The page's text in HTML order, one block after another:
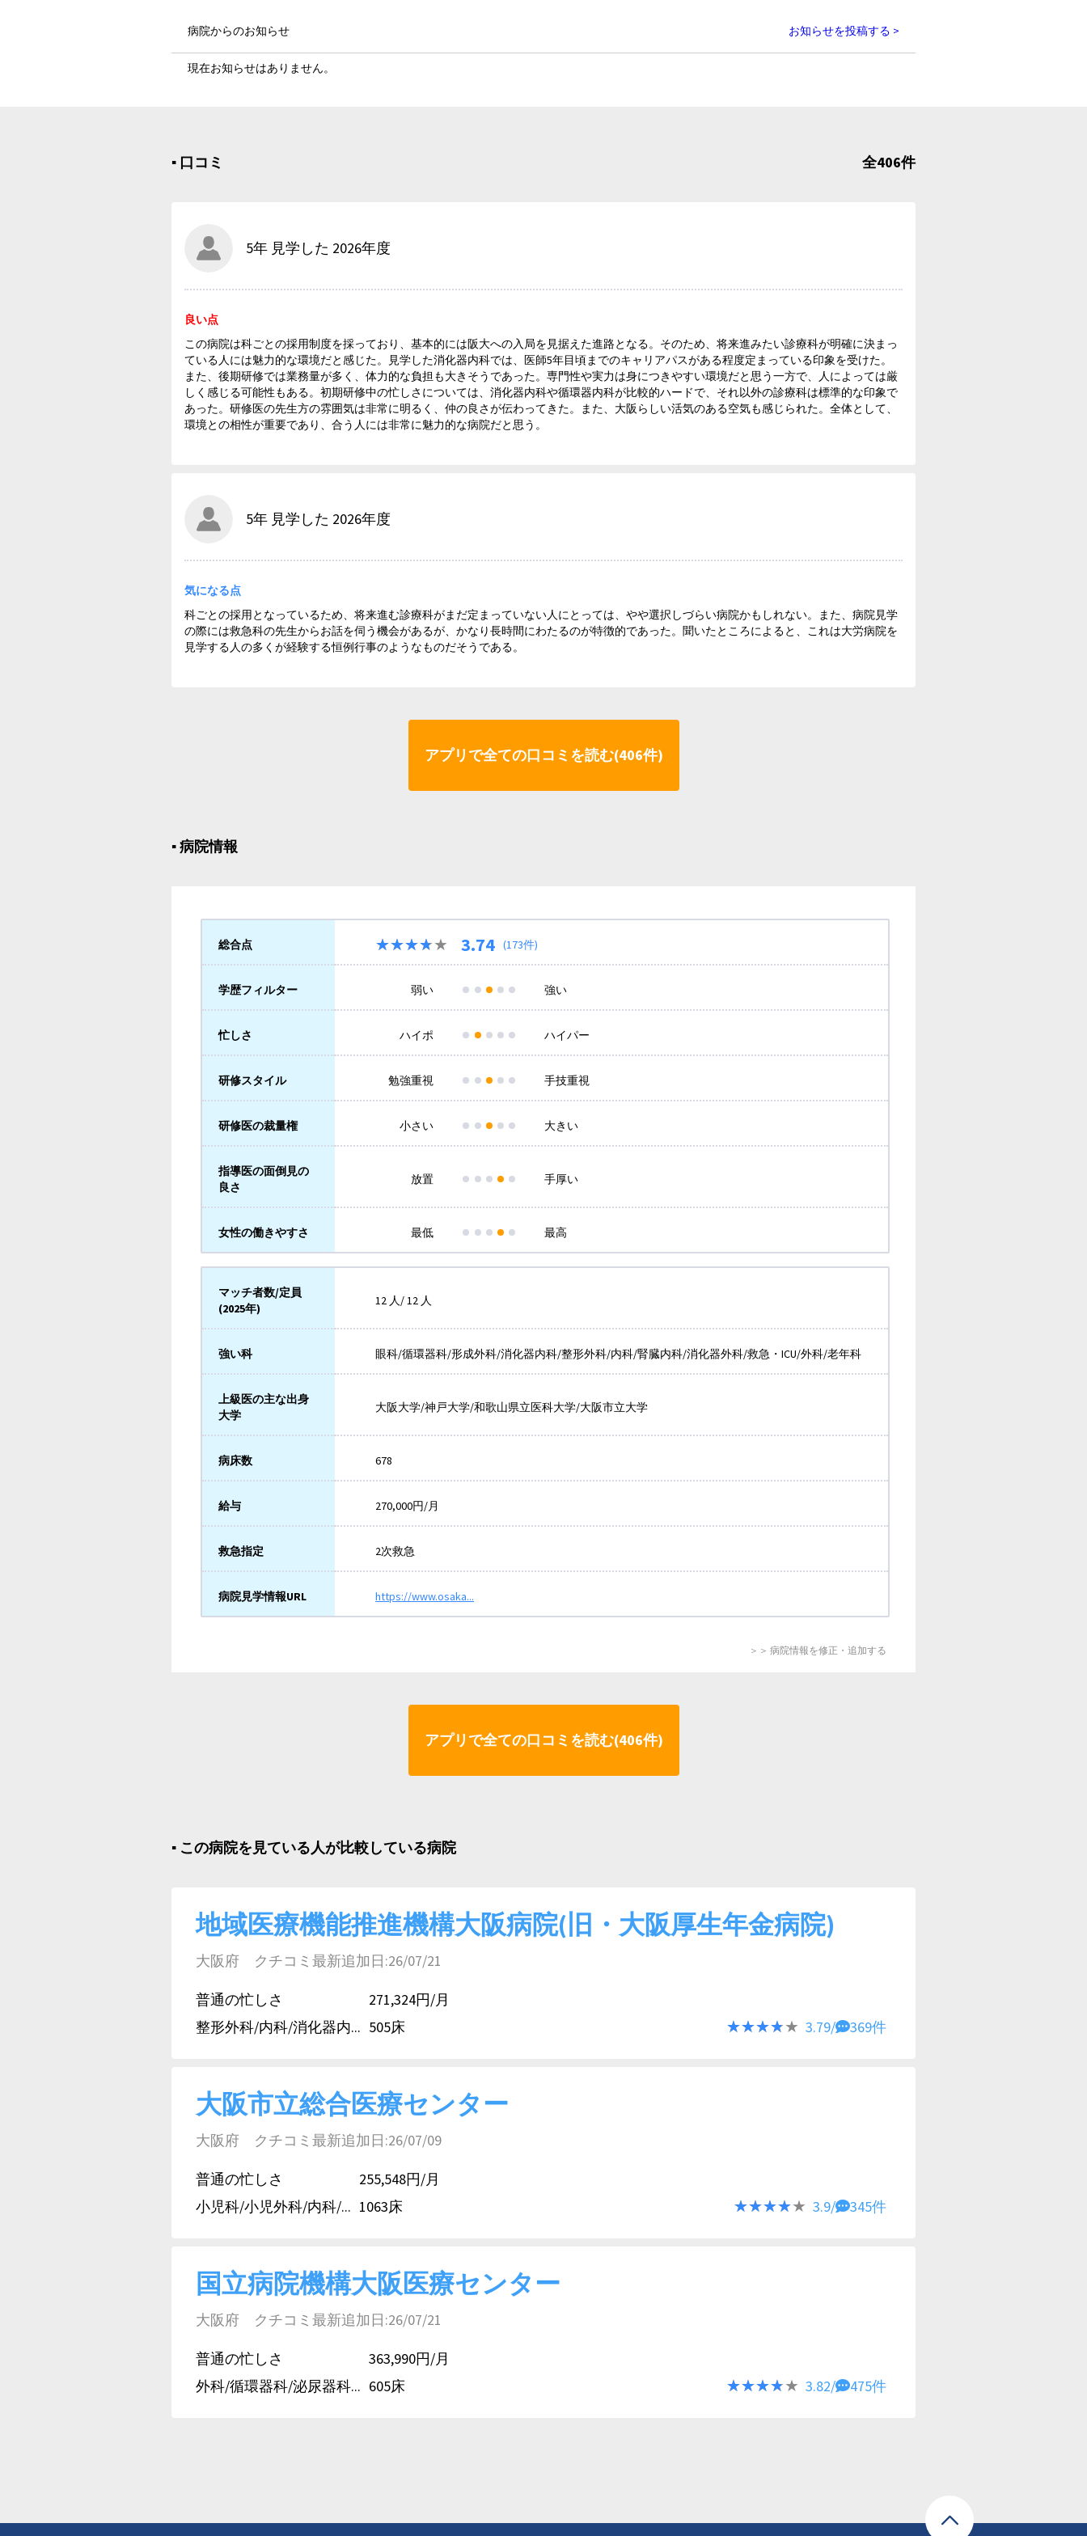
病院からのお知らせ お知らせを投稿する >
現在お知らせはありません。
▪︎ 口コミ 全406件
5年 見学した 2026年度
良い点
この病院は科ごとの採用制度を採っており、基本的には阪大への入局を見据えた進路となる。そのため、将来進みたい診療科が明確に決まっ
ている人には魅力的な環境だと感じた。見学した消化器内科では、医師5年目頃までのキャリアパスがある程度定まっている印象を受けた。
また、後期研修では業務量が多く、体力的な負担も大きそうであった。専門性や実力は身につきやすい環境だと思う一方で、人によっては厳
しく感じる可能性もある。初期研修中の忙しさについては、消化器内科や循環器内科が比較的ハードで、それ以外の診療科は標準的な印象で
あった。研修医の先生方の雰囲気は非常に明るく、仲の良さが伝わってきた。また、大阪らしい活気のある空気も感じられた。全体として、
環境との相性が重要であり、合う人には非常に魅力的な病院だと思う。
5年 見学した 2026年度
気になる点
科ごとの採用となっているため、将来進む診療科がまだ定まっていない人にとっては、やや選択しづらい病院かもしれない。また、病院見学
の際には救急科の先生からお話を伺う機会があるが、かなり長時間にわたるのが特徴的であった。聞いたところによると、これは大労病院を
見学する人の多くが経験する恒例行事のようなものだそうである。
アプリで全ての口コミを読む(406件)
▪︎ 病院情報
総合点 ★★★★★
★★★★★ 3.74 (173件)
学歴フィルター 弱い 強い
忙しさ ハイポ ハイパー
研修スタイル 勉強重視 手技重視
研修医の裁量権 小さい 大きい
指導医の面倒見の
良さ
放置 手厚い
女性の働きやすさ 最低 最高
マッチ者数/定員
(2025年)
12 人/ 12 人
強い科 眼科/循環器科/形成外科/消化器内科/整形外科/内科/腎臓内科/消化器外科/救急・ICU/外科/老年科
上級医の主な出身
大学
大阪大学/神戸大学/和歌山県立医科大学/大阪市立大学
病床数 678
給与 270,000円/月
救急指定 2次救急
病院見学情報URL https://www.osaka...
＞＞ 病院情報を修正・追加する
アプリで全ての口コミを読む(406件)
▪︎ この病院を見ている人が比較している病院
地域医療機能推進機構大阪病院(旧・大阪厚生年金病院)
大阪府 クチコミ最新追加日:26/07/21
★★★★★
★★★★★ 3.79/ 369件
普通の忙しさ
整形外科/内科/消化器内...
271,324円/月
505床
大阪市立総合医療センター
大阪府 クチコミ最新追加日:26/07/09
★★★★★
★★★★★ 3.9/ 345件
普通の忙しさ
小児科/小児外科/内科/...
255,548円/月
1063床
国立病院機構大阪医療センター
大阪府 クチコミ最新追加日:26/07/21
★★★★★
★★★★★ 3.82/ 475件
普通の忙しさ
外科/循環器科/泌尿器科...
363,990円/月
605床